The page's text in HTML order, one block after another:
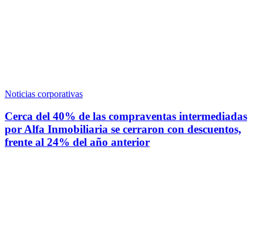
Noticias corporativas
Cerca del 40% de las compraventas intermediadas
por Alfa Inmobiliaria se cerraron con descuentos,
frente al 24% del año anterior